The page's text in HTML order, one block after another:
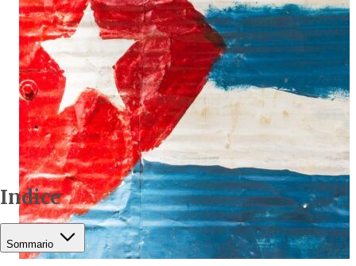
Indice
Sommario